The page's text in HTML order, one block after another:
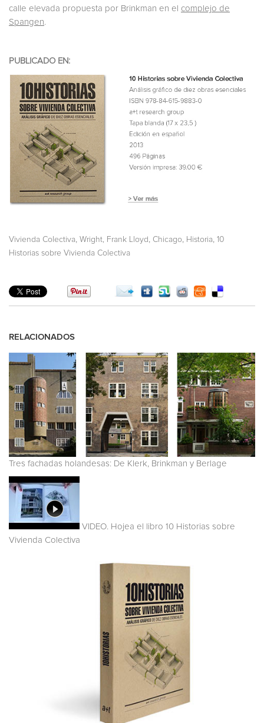
calle elevada propuesta por Brinkman en el complejo de
Spangen.
PUBLICADO EN:
Vivienda Colectiva Wright, Frank Lloyd Chicago Historia 10
Historias sobre Vivienda Colectiva
RELACIONADOS
Tres fachadas holandesas: De Klerk, Brinkman y Berlage
VIDEO. Hojea el libro 10 Historias sobre
Vivienda Colectiva